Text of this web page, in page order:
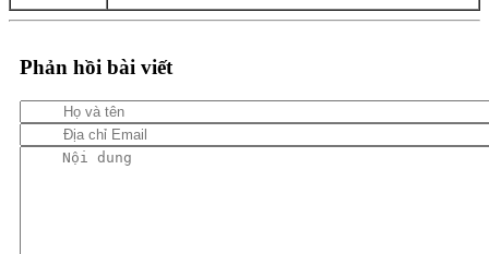
Phản hồi bài viết